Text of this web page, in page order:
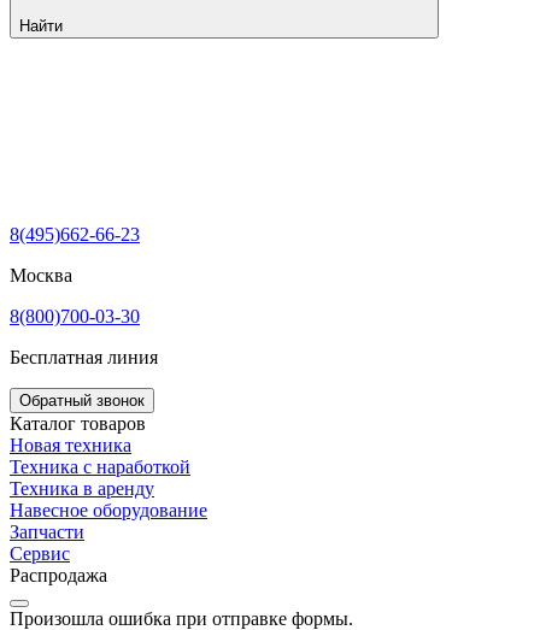
Найти
8(495)662-66-23
Москва
8(800)700-03-30
Бесплатная линия
Обратный звонок
Каталог товаров
Новая техника
Техника с наработкой
Техника в аренду
Навесное оборудование
Запчасти
Сервис
Распродажа
Произошла ошибка при отправке формы.